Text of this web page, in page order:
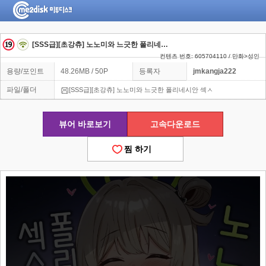
[SSS급][초강츄] 노노미와 느긋한 폴리네시안 섹ㅅ
컨텐츠 번호: 605704110 / 만화>성인
용량/포인트 48.26MB / 50P 등록자 jmkangja222
파일/폴더 [SSS급][초강츄] 노노미와 느긋한 폴리네시안 섹ㅅ
뷰어 바로보기 고속다운로드
찜 하기